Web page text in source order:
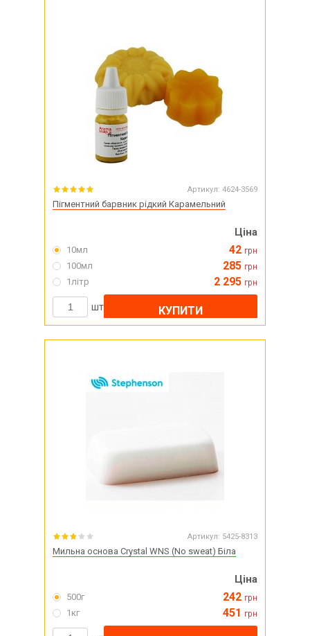
Артикул: 4624-3569
Пігментний барвник рідкий Карамельний
Ціна
10мл 42 грн
100мл 285 грн
1літр 2 295 грн
шт КУПИТИ
Артикул: 5425-8313
Мильна основа Crystal WNS (No sweat) Біла
Ціна
500г 242 грн
1кг 451 грн